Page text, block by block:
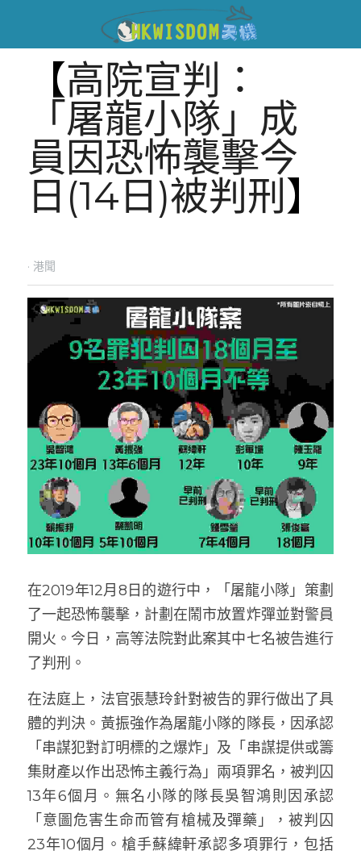
【高院宣判：
「屠龍小隊」成
員因恐怖襲擊今
日(14日)被判刑 】
· 港聞
在2019年12月8日的遊行中，「屠龍小隊」策劃
了一起恐怖襲擊，計劃在鬧市放置炸彈並對警員
開火。今日，高等法院對此案其中七名被告進行
了判刑。
在法庭上，法官張慧玲針對被告的罪行做出了具
體的判決。黃振強作為屠龍小隊的隊長，因承認
「串謀犯對訂明標的之爆炸」及「串謀提供或籌
集財產以作出恐怖主義行為」兩項罪名，被判囚
13年6個月。無名小隊的隊長吳智鴻則因承認
「意圖危害生命而管有槍械及彈藥」，被判囚
23年10個月。槍手蘇緯軒承認多項罪行，包括